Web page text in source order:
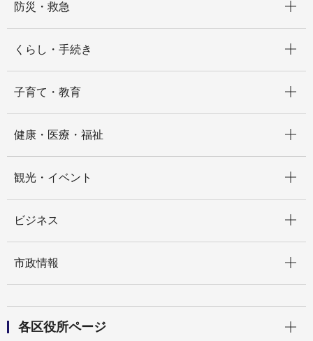
防災・救急
くらし・手続き
子育て・教育
健康・医療・福祉
観光・イベント
ビジネス
市政情報
各区役所ページ